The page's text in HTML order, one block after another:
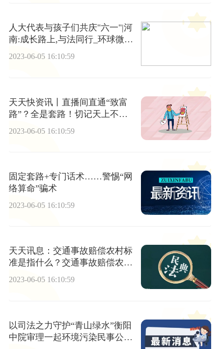
人大代表与孩子们共庆"六一"|河
南:成长路上,与法同行_环球微速
讯
2023-06-05 16:10:59
天天快资讯丨直播间直通“致富
路”？全是套路！切记天上不会
2023-06-05 16:10:59
固定套路+专门话术……警惕“网
络算命”骗术
2023-06-05 16:10:59
天天讯息：交通事故赔偿农村标
准是指什么？交通事故赔偿农村
标准由什么因素影响？
2023-06-05 16:10:59
以司法之力守护“青山绿水”衡阳
中院审理一起环境污染民事公益